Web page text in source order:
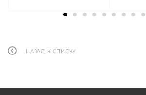
НАЗАД К СПИСКУ